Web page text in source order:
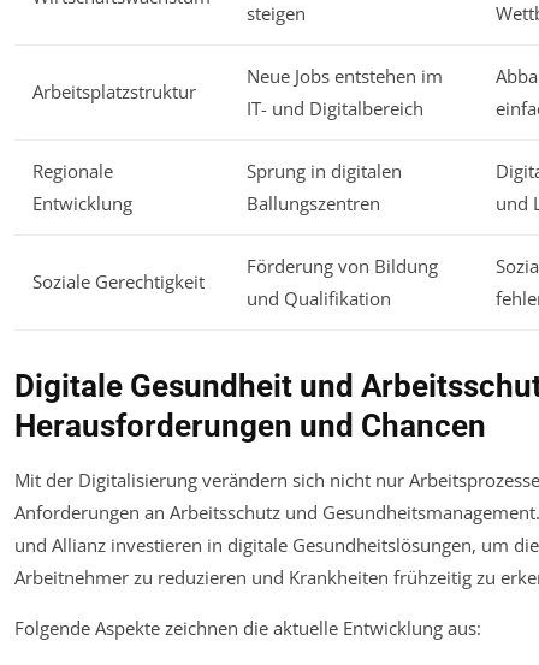
steigen
Arbeitsplatzstruktur
Neue Jobs entstehen im
IT- und Digitalbereich
Regionale
Entwicklung
Sprung in digitalen
Ballungszentren
und
Soziale Gerechtigkeit
Förderung von Bildung
und Qualifikation
Digitale Gesundheit und
Herausforderungen und Chancen
Mit der Digitalisierung verändern sich nicht nur
Anforderungen an Arbeitsschutz und
und Allianz investieren in digitale Gesundheitslösungen, um
Arbeitnehmer zu reduzieren und Krankheiten frühzeitig zu
Folgende Aspekte zeichnen die aktuelle Entwicklung aus: